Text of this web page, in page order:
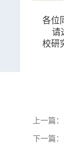
各位
请
校研
上一篇：
下一篇：